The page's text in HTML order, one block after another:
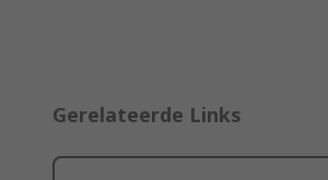
Gerelateerde Links